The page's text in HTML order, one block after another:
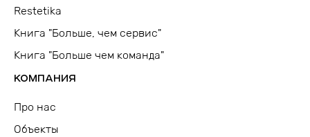
Restetika
Книга "Больше, чем сервис"
Книга "Больше чем команда"
КОМПАНИЯ
Про нас
Объекты